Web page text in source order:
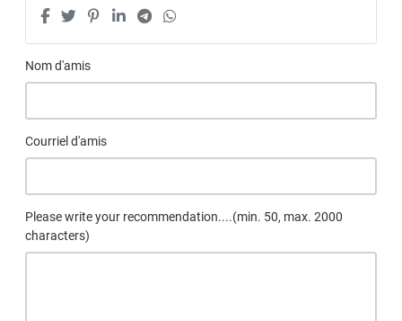
Nom d'amis
Courriel d'amis
Please write your recommendation....(min. 50, max. 2000
characters)